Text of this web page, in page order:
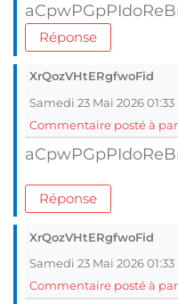
Réponse
XrQozVHtERgfwoFid
Samedi 23 Mai 2026 01:33
Commentaire posté à
Réponse
XrQozVHtERgfwoFid
Samedi 23 Mai 2026 01:33
Commentaire posté à